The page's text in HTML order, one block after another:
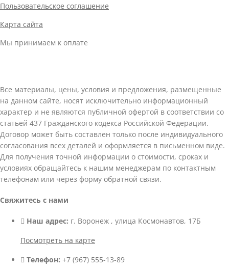
Пользовательское соглашение
Карта сайта
Мы принимаем к оплате
Все материалы, цены, условия и предложения, размещенные
на данном сайте, носят исключительно информационный
характер и не являются публичной офертой в соответствии со
статьей 437 Гражданского кодекса Российской Федерации.
Договор может быть составлен только после индивидуального
согласования всех деталей и оформляется в письменном виде.
Для получения точной информации о стоимости, сроках и
условиях обращайтесь к нашим менеджерам по контактным
телефонам или через форму обратной связи.
Свяжитесь с нами
Наш адрес: г. Воронеж , улица Космонавтов, 17Б
Посмотреть на карте
Телефон: +7 (967) 555-13-89